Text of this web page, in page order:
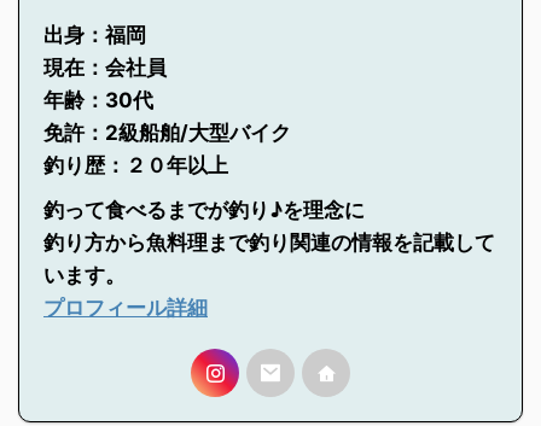
出身：福岡
現在：会社員
年齢：30代
免許：2級船舶/大型バイク
釣り歴：２０年以上
釣って食べるまでが釣り♪を理念に
釣り方から魚料理まで釣り関連の情報を記載して
います。
プロフィール詳細